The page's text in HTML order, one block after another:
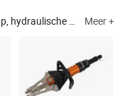
Hydraulische scharen, reddingsgereedschap, hydraulische handpomp, kabelsnijder, hogedrukslang Meer +